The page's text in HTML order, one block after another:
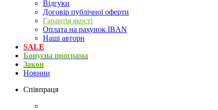
Відгуки
Договір публічної оферти
Гарантія якості
Оплата на рахунок IBAN
Наші автори
SALE
Бонусна програма
Закон
Новини
Співпраця